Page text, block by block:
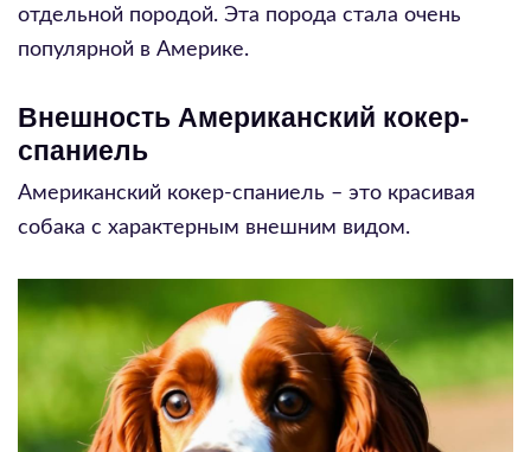
отдельной породой. Эта порода стала очень
популярной в Америке.
Внешность Американский кокер-
спаниель
Американский кокер-спаниель – это красивая
собака с характерным внешним видом.